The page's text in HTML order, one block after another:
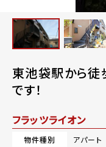
東池袋駅から徒
です！
フラッツライオン
物件種別
アパート